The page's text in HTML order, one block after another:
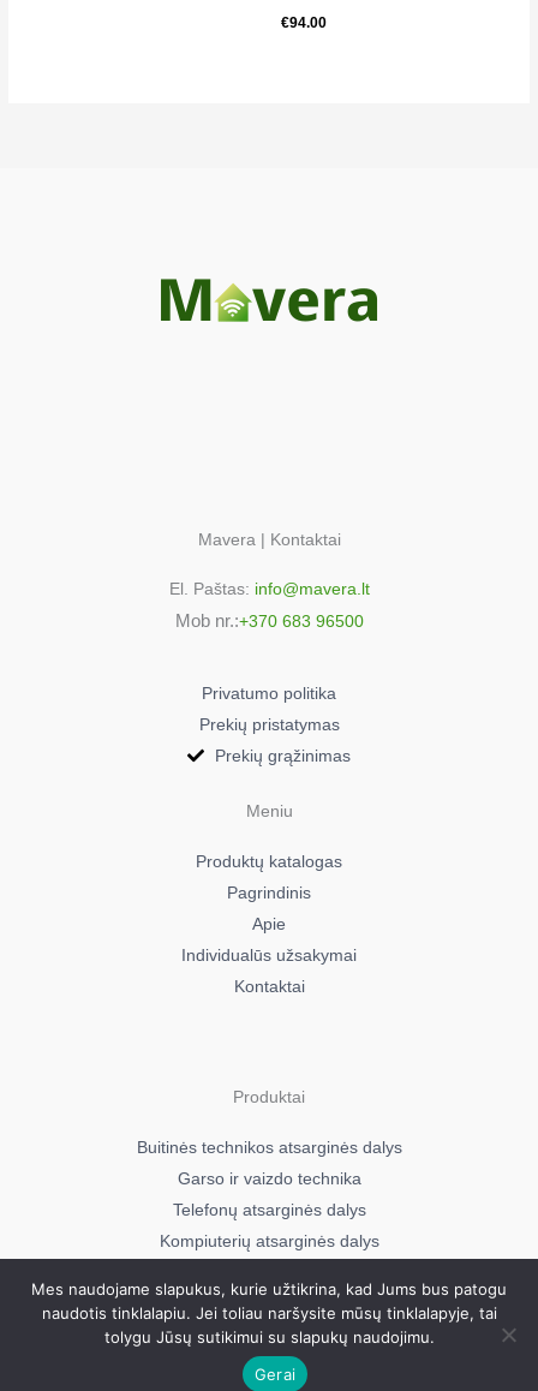
€94.00
Mavera | Kontaktai
El. Paštas: info@mavera.lt
Mob nr.:+370 683 96500
Privatumo politika
Prekių pristatymas
Prekių grąžinimas
Meniu
Produktų katalogas
Pagrindinis
Apie
Individualūs užsakymai
Kontaktai
Produktai
Buitinės technikos atsarginės dalys
Garso ir vaizdo technika
Telefonų atsarginės dalys
Kompiuterių atsarginės dalys
Visos teisės saugomos © 2026
Mavera.lt
Mes naudojame slapukus, kurie užtikrina, kad Jums bus patogu
naudotis tinklalapiu. Jei toliau naršysite mūsų tinklalapyje, tai
tolygu Jūsų sutikimui su slapukų naudojimu.
Gerai